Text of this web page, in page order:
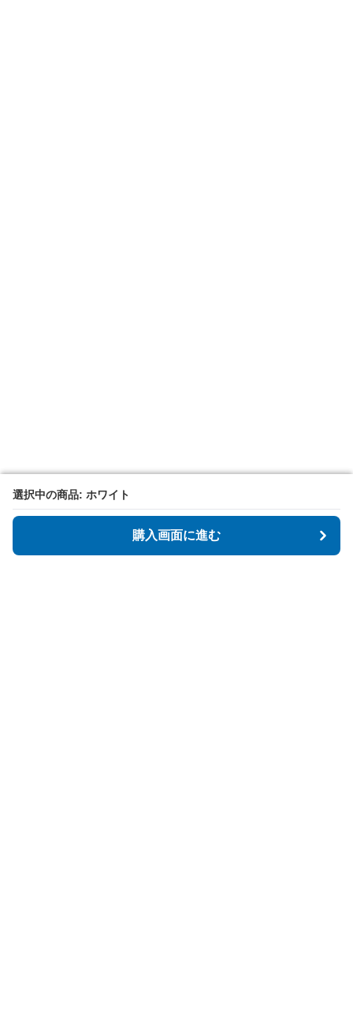
選択中の商品: ホワイト
購入画面に進む
選択中の商品: ホワイト
購入画面に進む